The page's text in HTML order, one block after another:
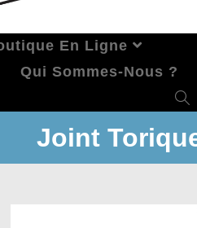
En Ligne
Qui Sommes-Nous ?
Joint